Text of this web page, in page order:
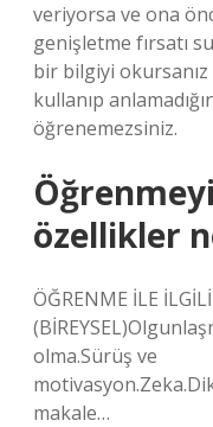
veriyorsa ve ona
genişletme fırsatı
bir bilgiyi
kullanıp
öğrenemezsiniz.
özellikler
ÖĞRENME İLE
olma.Sürüş ve
makale…